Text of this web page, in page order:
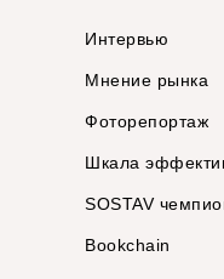
Интервью
Мнение рынка
Фоторепортаж
Шкала
SOSTAV
Bookchain